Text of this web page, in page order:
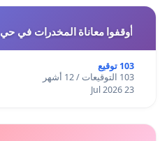
أوقفوا معاناة المخدرات في حي H وأعيدوا الأمان إلى حينا!
103 توقيع
103 التوقيعات / 12 أشهر
23 Jul 2026